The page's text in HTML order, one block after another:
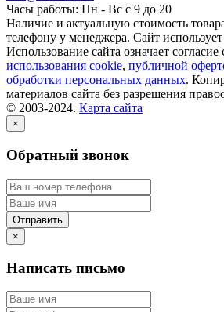
Часы работы: Пн - Вс с 9 до 20
Наличие и актуальную стоимость
телефону у менеджера. Сайт
Использование сайта означает согласие
использования cookie, публичной
обработки персональных данных.
материалов сайта без разрешения
© 2003-2024. Карта сайта
×
Обратный звонок
×
Написать письмо